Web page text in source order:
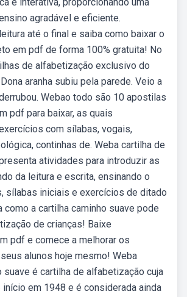
agradável e eficiente.
até o final e saiba como baixar o
em pdf de forma 100% gratuita! No
de alfabetização exclusivo do
aranha subiu pela parede. Veio a
Webao todo são 10 apostilas
pdf para baixar, as quais
com sílabas, vogais,
continhas de. Weba cartilha de
atividades para introduzir as
da leitura e escrita, ensinando o
sílabas iniciais e exercícios de ditado
como a cartilha caminho suave pode
de crianças! Baixe
pdf e comece a melhorar os
alunos hoje mesmo! Weba
suave é cartilha de alfabetização cuja
em 1948 e é considerada ainda